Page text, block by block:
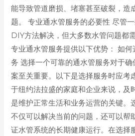
能导致管道磨损、堵塞甚至破裂，造
题。 专业通水管服务的必要性 尽管
DIY方法解决，但大多数水管问题都
专业通水管服务提供以下优势： 如
务 选择一个可靠的通水管服务对于
案至关重要。以下是选择服务时应考
于纽约法拉盛的家庭和企业来说，及
是维护正常生活和业务运营的关键。
不仅可以解决当前的问题，还可以帮
证水管系统的长期健康运行。在选择